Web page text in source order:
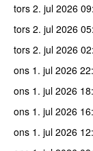
tors 2. jul 2026
tors 2. jul 2026
tors 2. jul 2026
ons 1. jul 2026
ons 1. jul 2026
ons 1. jul 2026
ons 1. jul 2026